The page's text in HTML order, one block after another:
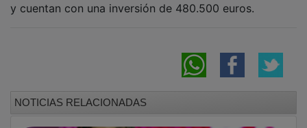
y cuentan con una inversión de 480.500 euros.
NOTICIAS RELACIONADAS